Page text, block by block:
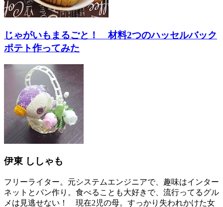
じゃがいもまるごと！ 材料2つのハッセルバック
ポテト作ってみた
伊東 ししゃも
フリーライター。元システムエンジニアで、趣味はインター
ネットとパン作り。食べることも大好きで、流行ってるグル
メは見逃せない！ 現在2児の母。すっかり失われかけた女